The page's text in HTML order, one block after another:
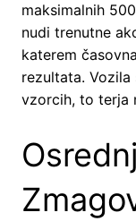
maksimalnih
nudi trenutne
katerem
rezultata.
vzorcih, to terja